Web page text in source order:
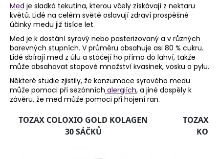
Med je sladká tekutina, kterou včely získávají z nektaru
květů. Lidé na celém světě oslavují zdraví prospěšné
účinky medu již tisíce let.
Med je k dostání syrový nebo pasterizovaný a v různých
barevných stupních. V průměru obsahuje asi 80 % cukru.
Lidé sbírají med z úlu a stáčejí ho přímo do lahví, takže
může obsahovat stopové množství kvasinek, vosku a pylu.
Některé studie zjistily, že konzumace syrového medu
může pomoci při sezónních alergiích, a jiné dospěly k
závěru, že med může pomoci při hojení ran.
t
e
n
a
j
í
t
?